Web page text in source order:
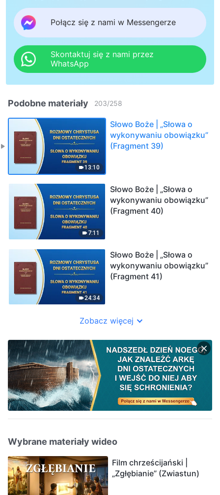
Połącz się z nami w Messengerze
Skontaktuj się z nami przez
WhatsApp
Podobne materiały 203/258
13:10
Słowo Boże | „Słowa o
wykonywaniu obowiązku”
(Fragment 39)
7:11
Słowo Boże | „Słowa o
wykonywaniu obowiązku”
(Fragment 40)
24:34
Słowo Boże | „Słowa o
wykonywaniu obowiązku”
(Fragment 41)
Zobacz więcej
Wybrane materiały wideo
Film chrześcijański |
„Zgłębianie” (Zwiastun)